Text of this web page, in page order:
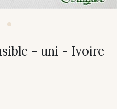
- uni - Ivoire